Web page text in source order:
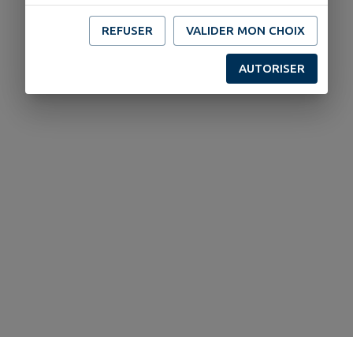
REFUSER VALIDER MON CHOIX
AUTORISER